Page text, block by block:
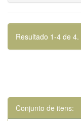
Resultado 1-4 de 4.
Conjunto de itens: